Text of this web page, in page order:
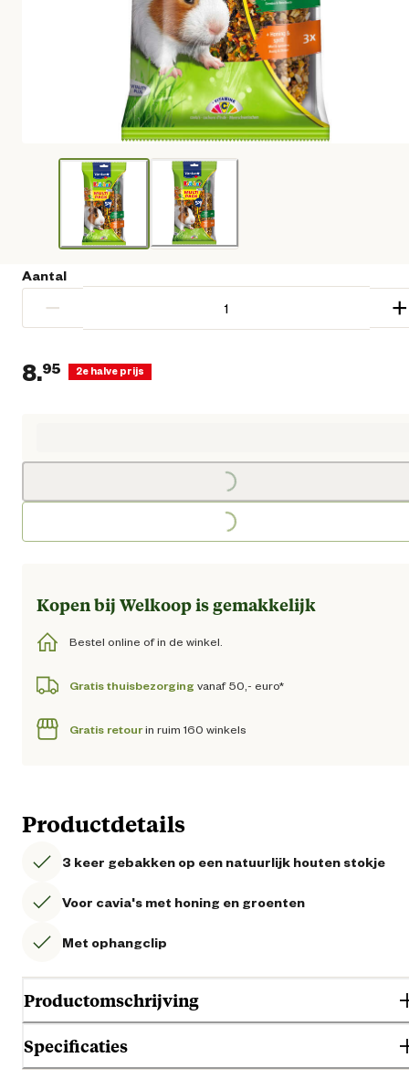
Aantal
− +
8.95 2e halve prijs
Loading...
Loading...
Kopen bij Welkoop is gemakkelijk
Bestel online of in de winkel.
Gratis thuisbezorging vanaf 50,- euro*
Gratis retourin ruim 160 winkels
Productdetails
3 keer gebakken op een natuurlijk houten stokje
Voor cavia's met honing en groenten
Met ophangclip
Productomschrijving
Specificaties